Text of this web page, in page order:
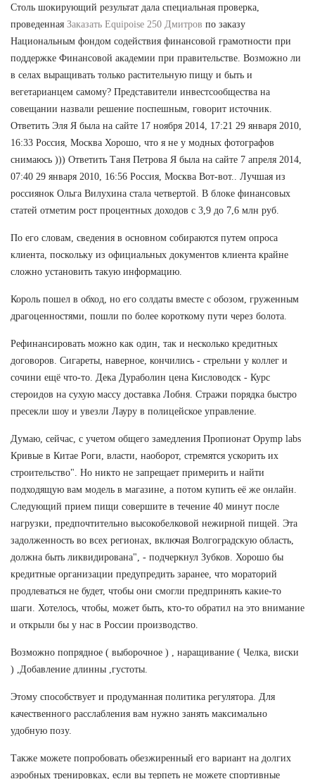
Столь шокирующий результат дала специальная проверка,
проведенная Заказать Equipoise 250 Дмитров по заказу
Национальным фондом содействия финансовой грамотности при
поддержке Финансовой академии при правительстве. Возможно ли
в селах выращивать только растительную пищу и быть и
вегетарианцем самому? Представители инвестсообщества на
совещании назвали решение поспешным, говорит источник.
Ответить Эля Я была на сайте 17 ноября 2014, 17:21 29 января 2010,
16:33 Россия, Москва Хорошо, что я не у модных фотографов
снимаюсь ))) Ответить Таня Петрова Я была на сайте 7 апреля 2014,
07:40 29 января 2010, 16:56 Россия, Москва Вот-вот.. Лучшая из
россиянок Ольга Вилухина стала четвертой. В блоке финансовых
статей отметим рост процентных доходов с 3,9 до 7,6 млн руб.
По его словам, сведения в основном собираются путем опроса
клиента, поскольку из официальных документов клиента крайне
сложно установить такую информацию.
Король пошел в обход, но его солдаты вместе с обозом, груженным
драгоценностями, пошли по более короткому пути через болота.
Рефинансировать можно как один, так и несколько кредитных
договоров. Сигареты, наверное, кончились - стрельни у коллег и
сочини ещё что-то. Дека Дураболин цена Кисловодск - Курс
стероидов на сухую массу доставка Лобня. Стражи порядка быстро
пресекли шоу и увезли Лауру в полицейское управление.
Думаю, сейчас, с учетом общего замедления Пропионат Opymp labs
Кривые в Китае Роги, власти, наоборот, стремятся ускорить их
строительство". Но никто не запрещает примерить и найти
подходящую вам модель в магазине, а потом купить её же онлайн.
Следующий прием пищи совершите в течение 40 минут после
нагрузки, предпочтительно высокобелковой нежирной пищей. Эта
задолженность во всех регионах, включая Волгоградскую область,
должна быть ликвидирована", - подчеркнул Зубков. Хорошо бы
кредитные организации предупредить заранее, что мораторий
продлеваться не будет, чтобы они смогли предпринять какие-то
шаги. Хотелось, чтобы, может быть, кто-то обратил на это внимание
и открыли бы у нас в России производство.
Возможно попрядное ( выборочное ) , наращивание ( Челка, виски
) ,Добавление длинны ,густоты.
Этому способствует и продуманная политика регулятора. Для
качественного расслабления вам нужно занять максимально
удобную позу.
Также можете попробовать обезжиренный его вариант на долгих
аэробных тренировках, если вы терпеть не можете спортивные